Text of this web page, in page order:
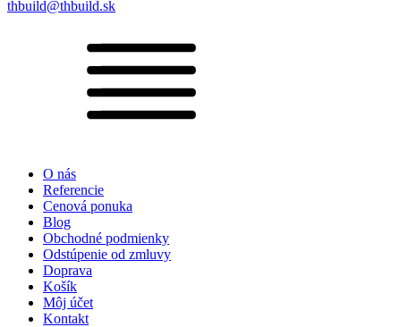
thbuild@thbuild.sk
O nás
Referencie
Cenová ponuka
Blog
Obchodné podmienky
Odstúpenie od zmluvy
Doprava
Košík
Môj účet
Kontakt